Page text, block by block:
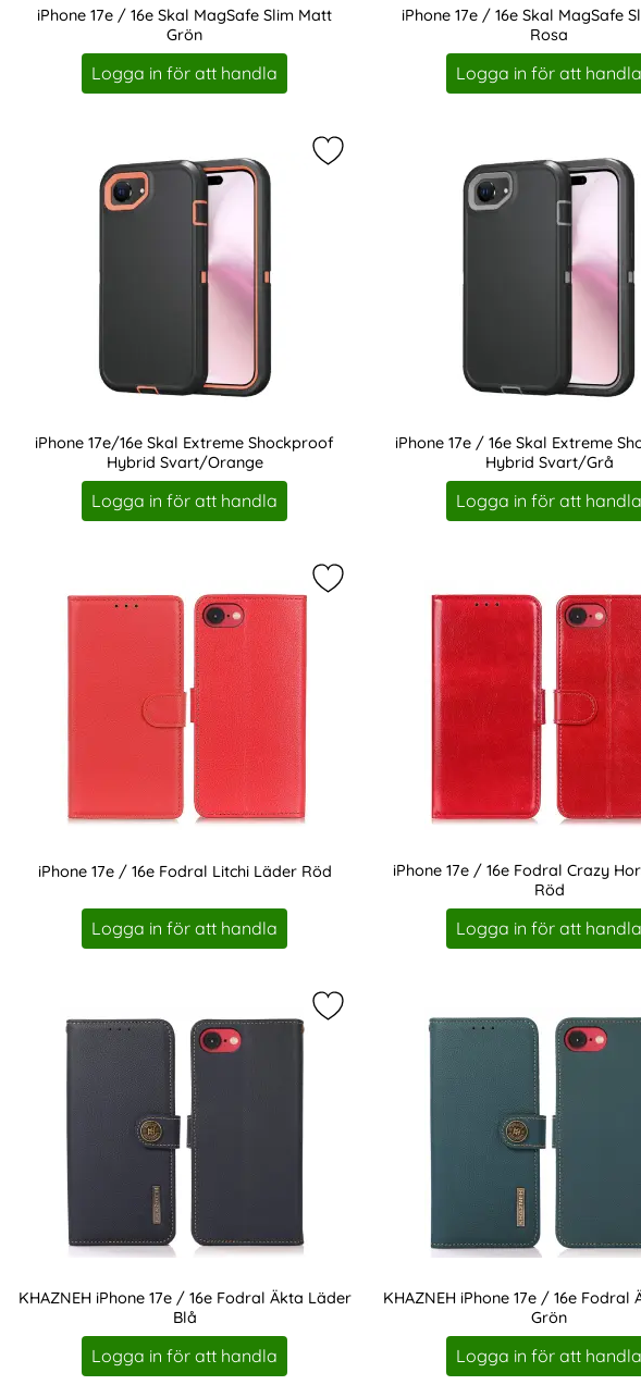
iPhone 17e / 16e Skal MagSafe Slim Matt
Grön
Art. nr 232318
Logga in för att handla
iPhone 17e / 16e Skal MagSafe
Rosa
Art. nr 232319
Logga in för att handla
iPhone 17e/16e Skal Extreme Shockproof
Hybrid Svart/Orange
Art. nr 237469
Logga in för att handla
Markera iPhone 17e/16e Skal
iPhone 17e / 16e Skal Extreme
Hybrid Svart/Grå
Art. nr 237470
Logga in för att handla
iPhone 17e / 16e Fodral Litchi Läder Röd
Art. nr 237476
Logga in för att handla
Markera iPhone 17e / 16e Fodral Litchi
iPhone 17e / 16e Fodral Crazy
Röd
Art. nr 237478
Logga in för att handla
KHAZNEH iPhone 17e / 16e Fodral Äkta Läder
Blå
Art. nr 237482
Logga in för att handla
Markera kHAZNEH iPhone 17e / 16e
KHAZNEH iPhone 17e / 16e Fodral
Grön
Art. nr 237483
Logga in för att handla